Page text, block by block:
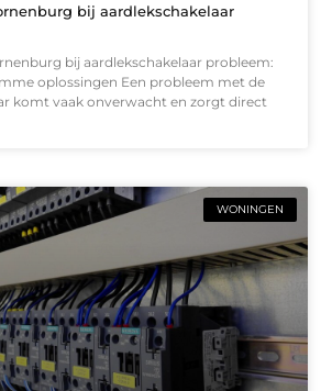
bij aardlekschakelaar
bij aardlekschakelaar probleem:
oplossingen Een probleem met de
komt vaak onverwacht en zorgt direct
WONINGEN